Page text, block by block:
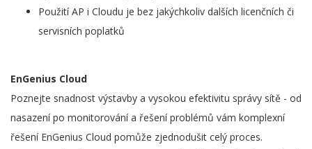
Použití AP i Cloudu je bez jakýchkoliv dalších licenčních či
servisních poplatků
EnGenius Cloud
Poznejte snadnost výstavby a vysokou efektivitu správy sítě - od
nasazení po monitorování a řešení problémů vám komplexní
řešení EnGenius Cloud pomůže zjednodušit celý proces.